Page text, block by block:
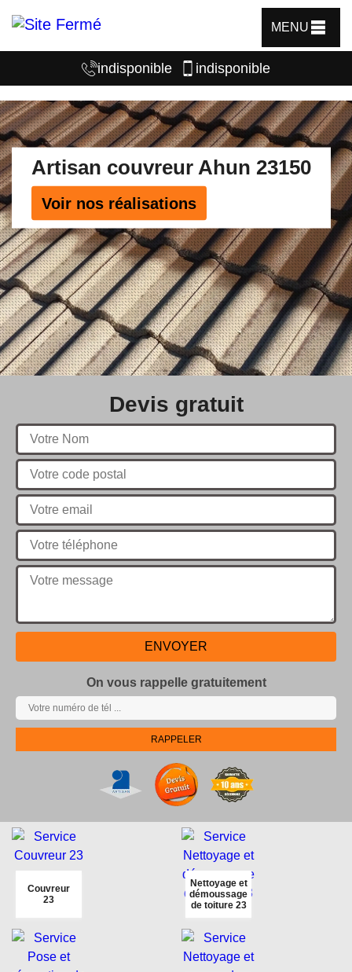
MENU
indisponible indisponible
Artisan couvreur Ahun 23150
Voir nos réalisations
Devis gratuit
On vous rappelle gratuitement
Couvreur
23
Nettoyage et
démoussage
de toiture 23